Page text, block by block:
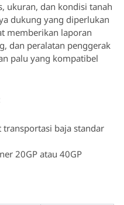
ukuran, dan kondisi tanah
dukung yang diperlukan
memberikan laporan
dan peralatan penggerak
palu yang kompatibel
transportasi baja standar
20GP atau 40GP